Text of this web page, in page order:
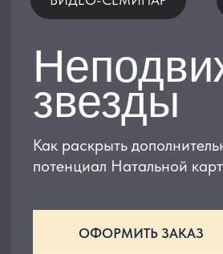
ОФОРМИТЬ ЗАКАЗ
звезды
Как раскрыть дополнительный
потенциал Натальной карты?